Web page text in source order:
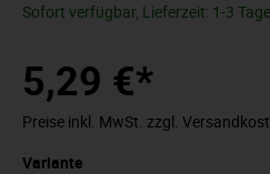
Sofort verfügbar, Lieferzeit: 1-3 Tage
5,29 €*
Preise inkl. MwSt. zzgl.
Variante